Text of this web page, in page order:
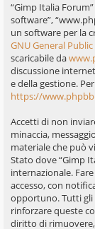
“Gimp Italia
software”,
un software per la
GNU General
scaricabile da
discussione
e della gestione.
https://
Accetti di non
minaccia,
materiale che può
Stato dove “Gimp
internazionale.
accesso, con
opportuno. Tutti gli
rinforzare queste
diritto di